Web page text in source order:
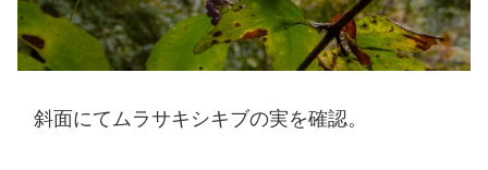
斜面にてムラサキシキブの実を確認。